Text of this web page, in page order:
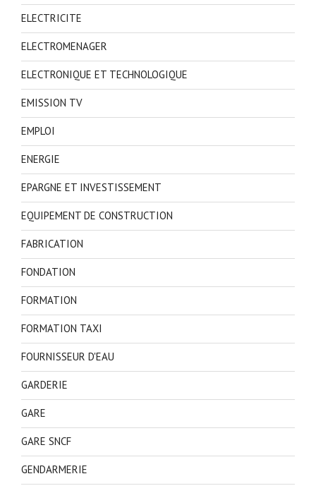
ELECTRICITE
ELECTROMENAGER
ELECTRONIQUE ET TECHNOLOGIQUE
EMISSION TV
EMPLOI
ENERGIE
EPARGNE ET INVESTISSEMENT
EQUIPEMENT DE CONSTRUCTION
FABRICATION
FONDATION
FORMATION
FORMATION TAXI
FOURNISSEUR D'EAU
GARDERIE
GARE
GARE SNCF
GENDARMERIE